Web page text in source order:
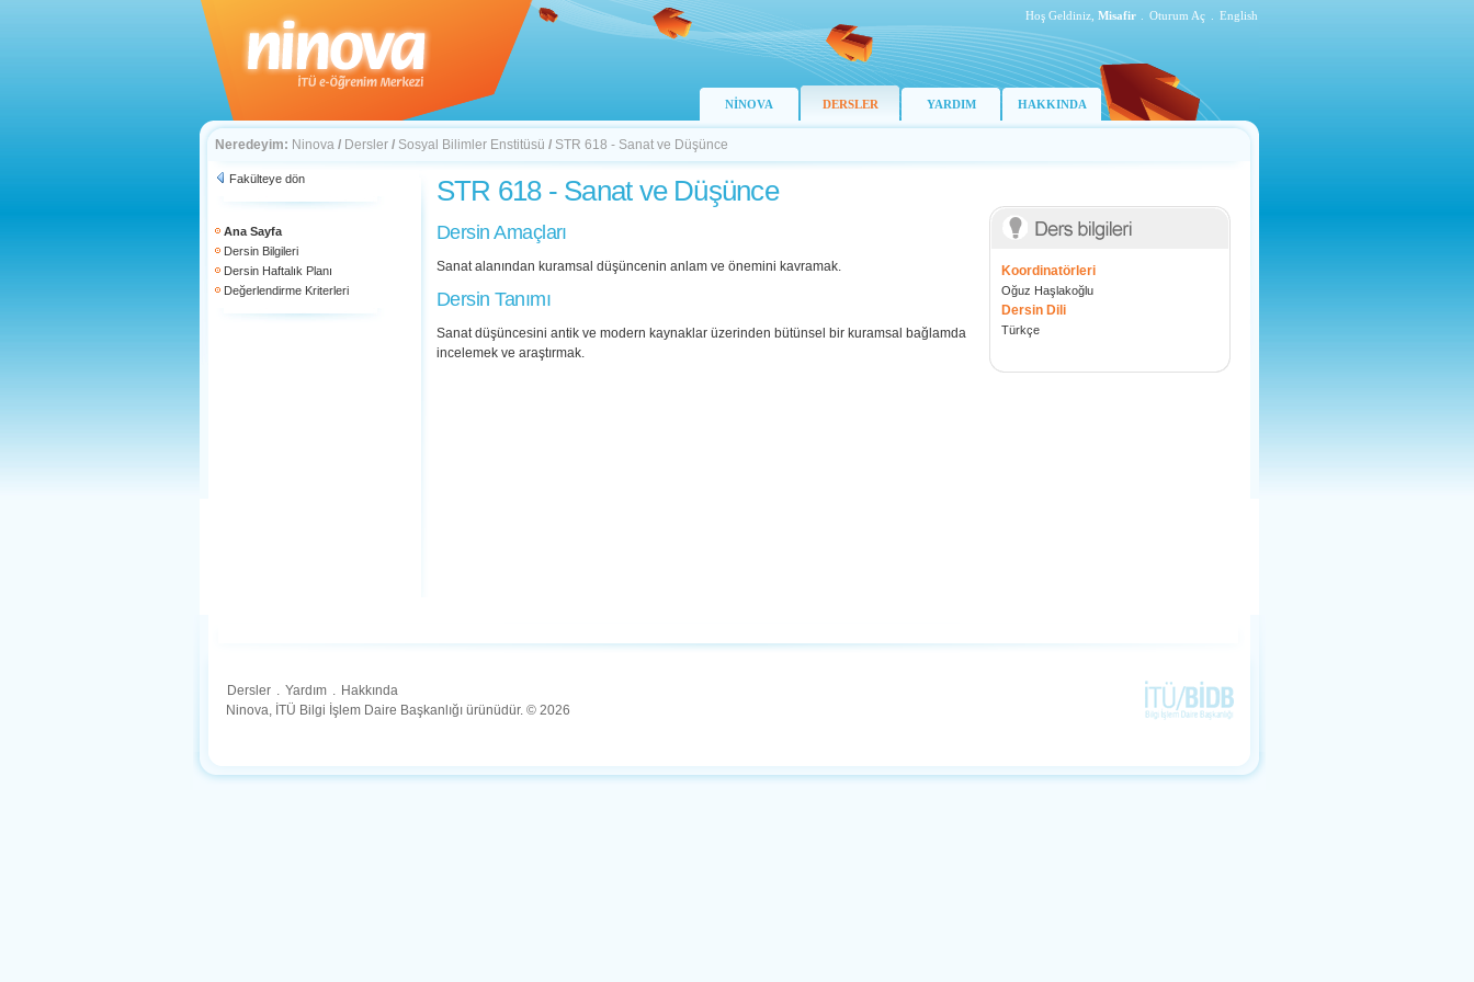
Hoş Geldiniz, Misafir Oturum Aç English
NİNOVA DERSLER YARDIM HAKKINDA
Neredeyim: Ninova / Dersler / Sosyal Bilimler Enstitüsü / STR 618 - Sanat ve Düşünce
Fakülteye dön
Ana Sayfa
Dersin Bilgileri
Dersin Haftalık Planı
Değerlendirme Kriterleri
STR 618 - Sanat ve Düşünce
Dersin Amaçları
Sanat alanından kuramsal düşüncenin anlam ve önemini kavramak.
Dersin Tanımı
Sanat düşüncesini antik ve modern kaynaklar üzerinden bütünsel bir kuramsal bağlamda
incelemek ve araştırmak.
Koordinatörleri
Oğuz Haşlakoğlu
Dersin Dili
Türkçe
Dersler . Yardım . Hakkında
Ninova, İTÜ Bilgi İşlem Daire Başkanlığı ürünüdür. © 2026